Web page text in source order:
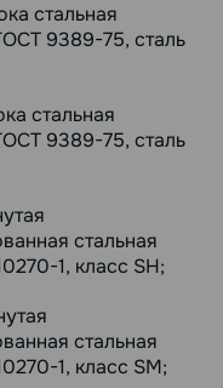
стальная
9389-75, сталь
стальная
9389-75, сталь
стальная
1, класс SH;
стальная
1, класс SM;